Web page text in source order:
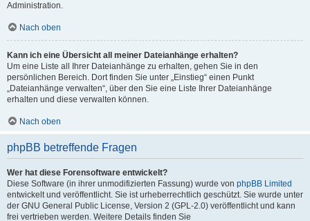
Administration.
Nach oben
Kann ich eine Übersicht all meiner Dateianhänge erhalten?
Um eine Liste all Ihrer Dateianhänge zu erhalten, gehen Sie in den
persönlichen Bereich. Dort finden Sie unter „Einstieg“ einen Punkt
„Dateianhänge verwalten“, über den Sie eine Liste Ihrer Dateianhänge
erhalten und diese verwalten können.
Nach oben
phpBB betreffende Fragen
Wer hat diese Forensoftware entwickelt?
Diese Software (in ihrer unmodifizierten Fassung) wurde von phpBB Limited
entwickelt und veröffentlicht. Sie ist urheberrechtlich geschützt. Sie wurde unter
der GNU General Public License, Version 2 (GPL-2.0) veröffentlicht und kann
frei vertrieben werden. Weitere Details finden Sie